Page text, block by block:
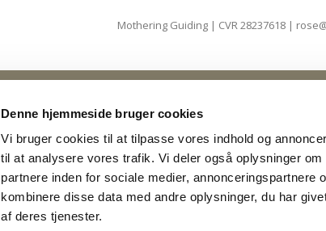
Denne hjemmeside bruger cookies
Vi bruger cookies til at tilpasse vores indhold og
til at analysere vores trafik. Vi deler også oplysninger
partnere inden for sociale medier, annonceringspartnere
kombinere disse data med andre oplysninger, du har
af deres tjenester.
Mothering Guiding | CVR 28237618 |